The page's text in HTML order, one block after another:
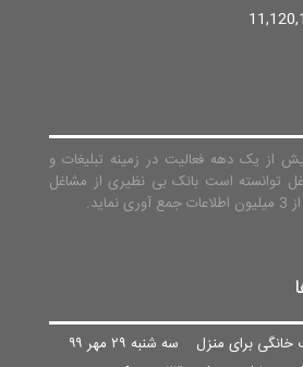
از یک دهه فعالیت در زمینه تبلیغات و
توانسته است بانک بی نظیری از مشاغل
خانگی برای منزل سه شنبه ۲۹ مهر ۹۹